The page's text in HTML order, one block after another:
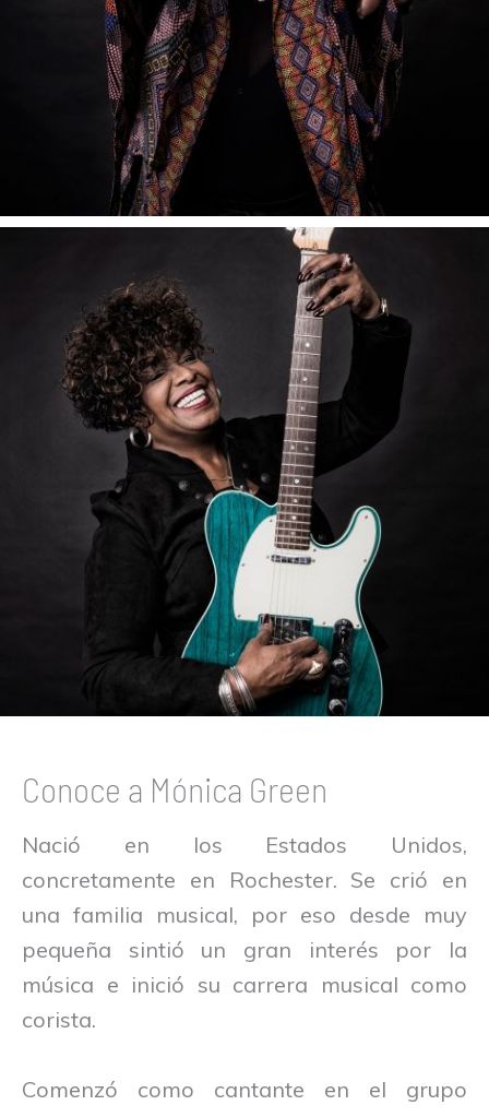
Conoce a Mónica Green
Nació en los Estados Unidos,
concretamente en Rochester. Se crió en
una familia musical, por eso desde muy
pequeña sintió un gran interés por la
música e inició su carrera musical como
corista.
Comenzó como cantante en el grupo